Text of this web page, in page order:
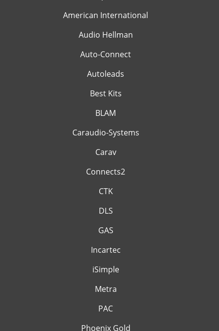
American International
Audio Hellman
Auto-Connect
Autoleads
Best Kits
BLAM
Caraudio-Systems
Carav
Connects2
CTK
DLS
GAS
Incartec
iSimple
Metra
PAC
Phoenix Gold